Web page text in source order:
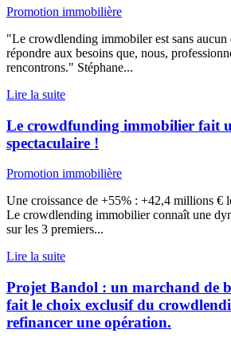
Promotion immobilière
"Le crowdlending immobiler est sans aucun
répondre aux besoins que, nous,
rencontrons." Stéphane...
Lire la suite
Le crowdfunding immobilier fait
spectaculaire !
Promotion immobilière
Une croissance de +55% : +42,4 millions €
Le crowdlending immobilier connaît une
sur les 3 premiers...
Lire la suite
Projet Bandol : un marchand de
fait le choix exclusif du
refinancer une opération.